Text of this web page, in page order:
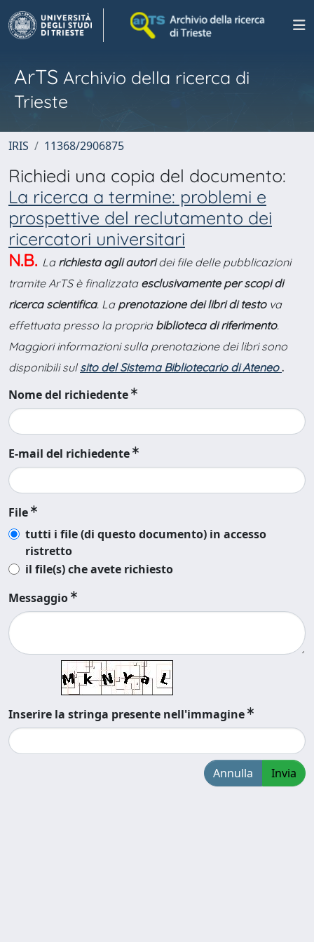
ArTS Archivio della ricerca di
Trieste
IRIS 11368/2906875
Richiedi una copia del documento:
La ricerca a termine: problemi e
prospettive del reclutamento dei
ricercatori universitari
N.B. La richiesta agli autoridei file delle pubblicazioni
tramite ArTS è finalizzata esclusivamente per scopi di
ricerca scientifica. La prenotazione dei libri di testova
effettuata presso la propria biblioteca di riferimento.
Maggiori informazioni sulla prenotazione dei libri sono
disponibili sul sito del Sistema Bibliotecario di Ateneo .
Nome del richiedente
E-mail del richiedente
File
tutti i file (di questo documento) in accesso
ristretto
il file(s) che avete richiesto
Messaggio
Inserire la stringa presente nell'immagine
Annulla Invia